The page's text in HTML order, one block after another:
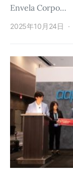
Envela Corpo…
2025年10月24日